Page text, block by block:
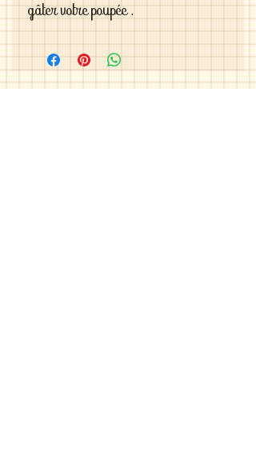
gâter votre poupée .